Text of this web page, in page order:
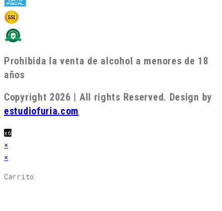
Prohibida la venta de alcohol a menores de 18
años
Copyright 2026 | All rights Reserved. Design by
estudiofuria.com
x6
×
×
Carrito